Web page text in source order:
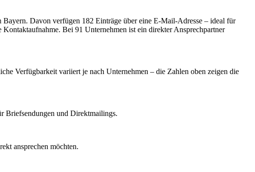
Bayern. Davon verfügen 182 Einträge über eine E-Mail-Adresse – ideal für
Kontaktaufnahme. Bei 91 Unternehmen ist ein direkter Ansprechpartner
Verfügbarkeit variiert je nach Unternehmen – die Zahlen oben zeigen die
Briefsendungen und Direktmailings.
ansprechen möchten.